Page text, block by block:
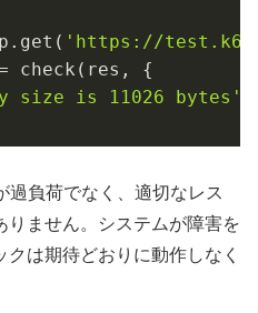
'https://
= check(res, {
size is 11026 bytes'
過負荷でなく、適切なレス
ません。システムが障害を
は期待どおりに動作しなく